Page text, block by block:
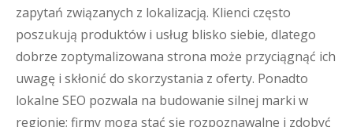
zapytań związanych z lokalizacją. Klienci często
poszukują produktów i usług blisko siebie, dlatego
dobrze zoptymalizowana strona może przyciągnąć ich
uwagę i skłonić do skorzystania z oferty. Ponadto
lokalne SEO pozwala na budowanie silnej marki w
regionie; firmy mogą stać się rozpoznawalne i zdobyć